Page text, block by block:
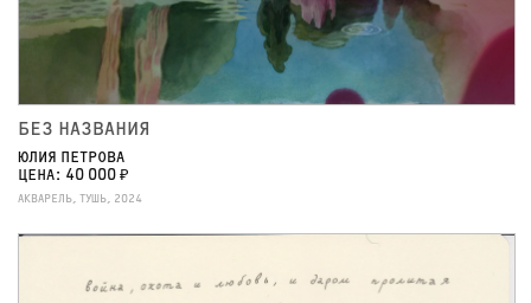
БЕЗ НАЗВАНИЯ
ЮЛИЯ ПЕТРОВА
ЦЕНА: 40 000 ₽
АКВАРЕЛЬ, ТУШЬ, 2024